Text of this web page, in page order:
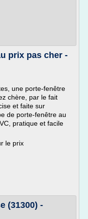
prix pas cher -
une porte-fenêtre
chère, par le fait
et faite sur
de porte-fenêtre au
pratique et facile
le prix
(31300) -